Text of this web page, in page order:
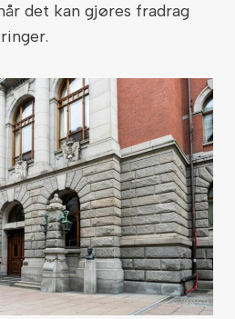
det kan gjøres fradrag